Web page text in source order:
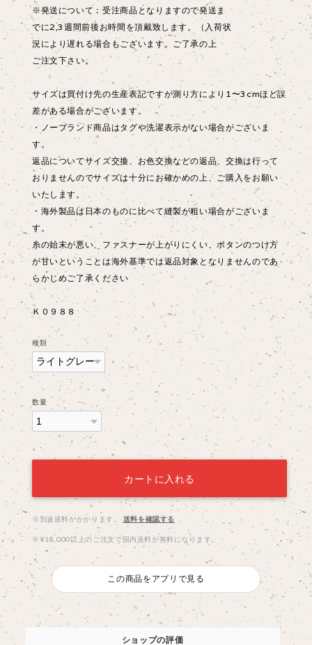
※発送について：受注商品となりますので発送ま
でに2,3週間前後お時間を頂戴致します。（入荷状
況により遅れる場合もございます。ご了承の上
ご注文下さい。
サイズは買付け先の生産表記ですが測り方により1〜3cmほど誤
差がある場合がございます。
・ノーブランド商品はタグや洗濯表示がない場合がございま
す。
返品についてサイズ交換、お色交換などの返品、交換は行って
おりませんのでサイズは十分にお確かめの上、ご購入をお願い
いたします。
・海外製品は日本のものに比べて縫製が粗い場合がございま
す。
糸の始末が悪い、ファスナーが上がりにくい、ボタンのつけ方
が甘いということは海外基準では返品対象となりませんのであ
らかじめご了承ください
Ｋ０９８８
種類
数量
カートに入れる
※別途送料がかかります。 送料を確認する
※¥18,000以上のご注文で国内送料が無料になります。
この商品をアプリで見る
ショップの評価